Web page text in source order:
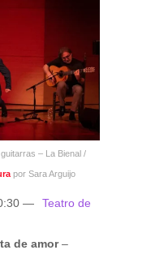
– La Bienal /
por Sara Arguijo
—
Teatro de
de amor–